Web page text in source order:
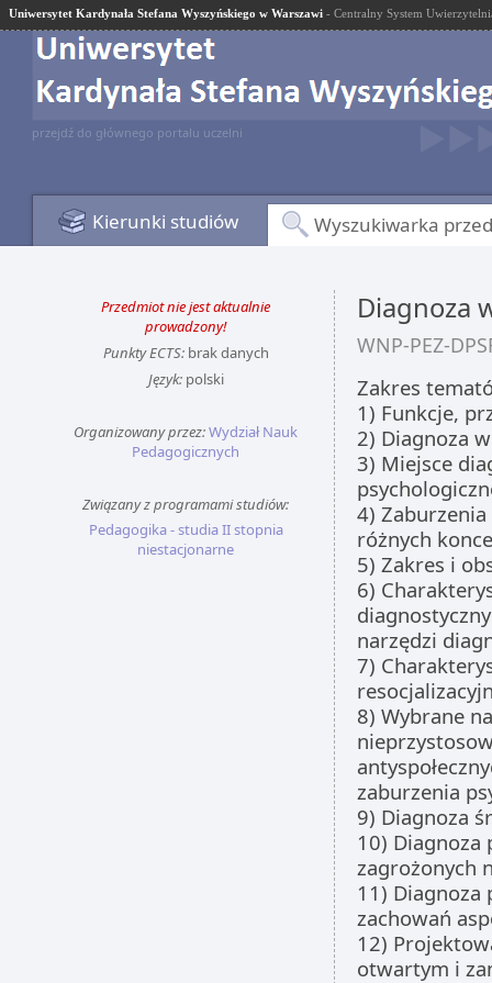
Uniwersytet Kardynała Stefana Wyszyńskiego w Warszawi - Centralny System
przejdź do głównego portalu uczelni
Kierunki studiów Wyszukiwarka
Przedmiot nie jest aktualnie
prowadzony!
Punkty ECTS:brak danych
Język:polski
Organizowany przez:Wydział Nauk
Pedagogicznych
Związany z programami studiów:
Pedagogika - studia II stopnia
niestacjonarne
Diagnoza
WNP-PEZ-
Zakres
1) Funkcje,
2) Diagnoza
3) Miejsce
4)
różnych
5) Zakres i
6)
narzędzi
7)
8) Wybrane
zaburzenia
9) Diagnoza
10) Diagnoza
zagrożonych
11)
zachowań
12)
otwartym i